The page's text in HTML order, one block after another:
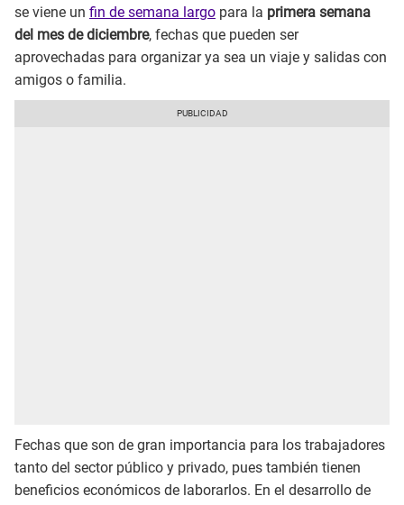
se viene un fin de semana largo para la primera semana
del mes de diciembre, fechas que pueden ser
aprovechadas para organizar ya sea un viaje y salidas con
amigos o familia.
Fechas que son de gran importancia para los trabajadores
tanto del sector público y privado, pues también tienen
beneficios económicos de laborarlos. En el desarrollo de